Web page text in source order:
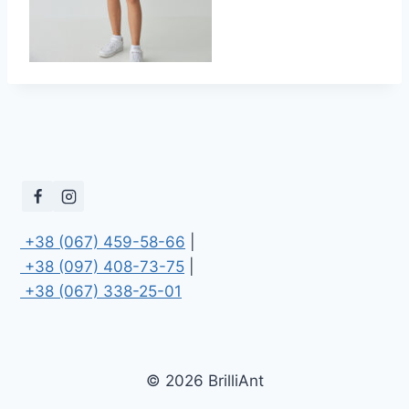
+38 (067) 459-58-66
+38 (097) 408-73-75
+38 (067) 338-25-01
© 2026 BrilliAnt